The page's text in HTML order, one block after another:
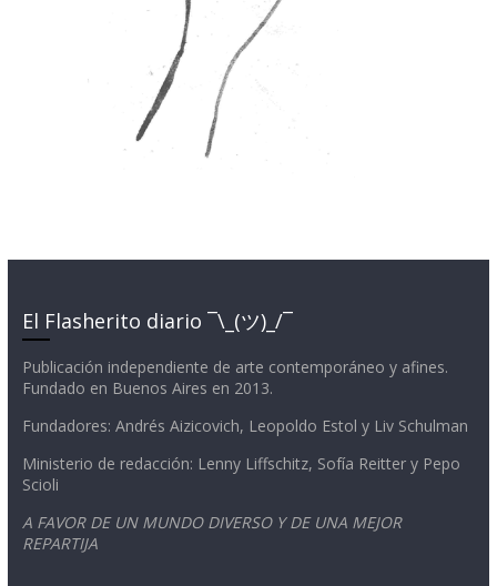
El Flasherito diario ¯\_(ツ)_/¯
Publicación independiente de arte contemporáneo y afines.
Fundado en Buenos Aires en 2013.
Fundadores: Andrés Aizicovich, Leopoldo Estol y Liv Schulman
Ministerio de redacción: Lenny Liffschitz, Sofía Reitter y Pepo
Scioli
A FAVOR DE UN MUNDO DIVERSO Y DE UNA MEJOR
REPARTIJA